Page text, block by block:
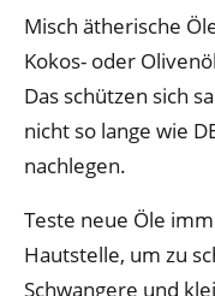
Misch ätherische
Kokos- oder
Das schützen sich
nicht so lange wie
nachlegen.
Teste neue Öle
Hautstelle, um zu
Schwangere und